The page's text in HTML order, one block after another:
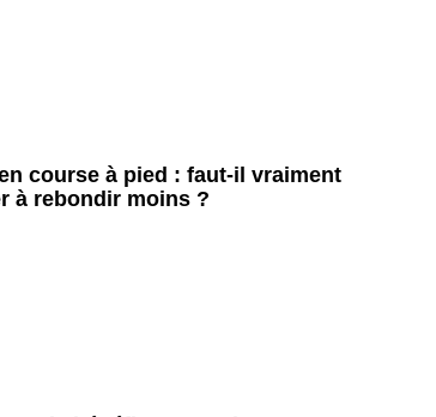
course à pied : faut-il vraiment
à rebondir moins ?